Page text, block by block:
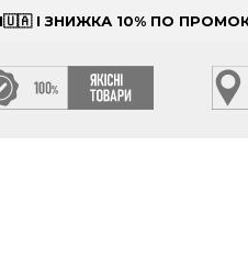
І ЗНИЖКА 10% ПО